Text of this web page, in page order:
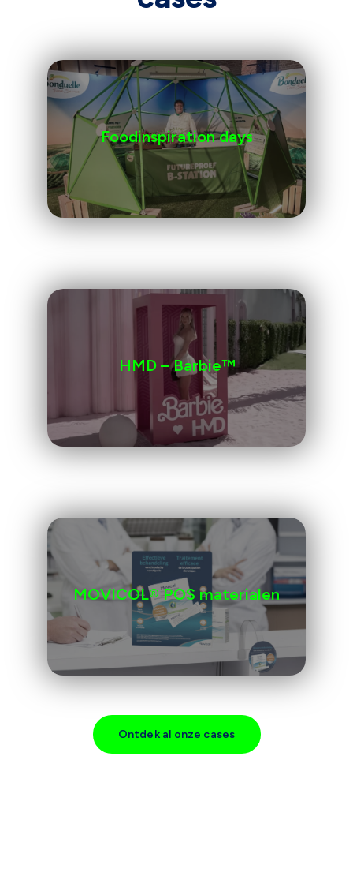
Foodinspiration days
HMD – Barbie™️
MOVICOL® POS materialen
Ontdek al onze cases